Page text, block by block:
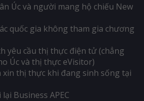
Úc và người mang hộ chiếu New
quốc gia không tham gia chương
yêu cầu thị thực điện tử (chẳng
Úc và thị thực eVisitor)
xin thị thực khi đang sinh sống tại
Business APEC